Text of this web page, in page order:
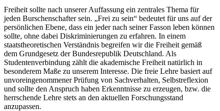
Freiheit sollte nach unserer Auffassung ein zentrales Thema für
jeden Burschenschafter sein. „Frei zu sein“ bedeutet für uns auf der
persönlichen Ebene, dass ein jeder nach seiner Fasson leben können
sollte, ohne dabei Diskriminierungen zu erfahren. In einem
staatstheoretischen Verständnis begreifen wir die Freiheit gemäß
dem Grundgesetz der Bundesrepublik Deutschland. Als
Studentenverbindung zählt die akademische Freiheit natürlich in
besonderem Maße zu unserem Interesse. Die freie Lehre basiert auf
unvoreingenommener Prüfung von Sachverhalten, Selbstreflexion
und sollte den Anspruch haben Erkenntnisse zu erzeugen, bzw. die
herrschende Lehre stets an den aktuellen Forschungsstand
anzupassen.